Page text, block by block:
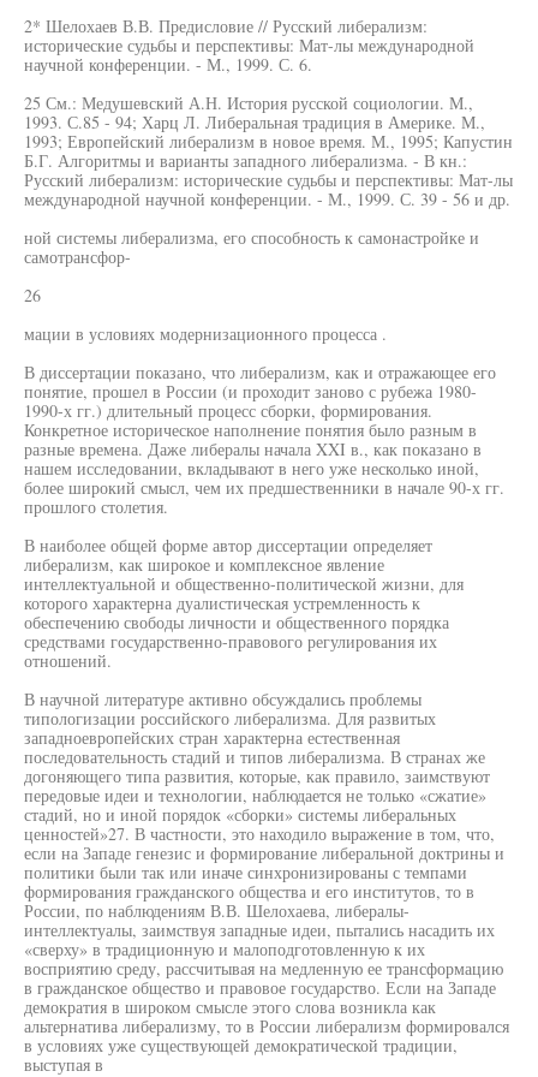
2* Шелохаев В.В. Предисловие // Русский либерализм:
исторические судьбы и перспективы: Мат-лы международной
научной конференции. - М., 1999. С. 6.
25 См.: Медушевский А.Н. История русской социологии. М.,
1993. С.85 - 94; Харц Л. Либеральная традиция в Америке. М.,
1993; Европейский либерализм в новое время. М., 1995; Капустин
Б.Г. Алгоритмы и варианты западного либерализма. - В кн.:
Русский либерализм: исторические судьбы и перспективы: Мат-лы
международной научной конференции. - М., 1999. С. 39 - 56 и др.
ной системы либерализма, его способность к самонастройке и
самотрансфор-
26
мации в условиях модернизационного процесса .
В диссертации показано, что либерализм, как и отражающее его
понятие, прошел в России (и проходит заново с рубежа 1980-
1990-х гг.) длительный процесс сборки, формирования.
Конкретное историческое наполнение понятия было разным в
разные времена. Даже либералы начала XXI в., как показано в
нашем исследовании, вкладывают в него уже несколько иной,
более широкий смысл, чем их предшественники в начале 90-х гг.
прошлого столетия.
В наиболее общей форме автор диссертации определяет
либерализм, как широкое и комплексное явление
интеллектуальной и общественно-политической жизни, для
которого характерна дуалистическая устремленность к
обеспечению свободы личности и общественного порядка
средствами государственно-правового регулирования их
отношений.
В научной литературе активно обсуждались проблемы
типологизации российского либерализма. Для развитых
западноевропейских стран характерна естественная
последовательность стадий и типов либерализма. В странах же
догоняющего типа развития, которые, как правило, заимствуют
передовые идеи и технологии, наблюдается не только «сжатие»
стадий, но и иной порядок «сборки» системы либеральных
ценностей»27. В частности, это находило выражение в том, что,
если на Западе генезис и формирование либеральной доктрины и
политики были так или иначе синхронизированы с темпами
формирования гражданского общества и его институтов, то в
России, по наблюдениям В.В. Шелохаева, либералы-
интеллектуалы, заимствуя западные идеи, пытались насадить их
«сверху» в традиционную и малоподготовленную к их
восприятию среду, рассчитывая на медленную ее трансформацию
в гражданское общество и правовое государство. Если на Западе
демократия в широком смысле этого слова возникла как
альтернатива либерализму, то в России либерализм формировался
в условиях уже существующей демократической традиции,
выступая в